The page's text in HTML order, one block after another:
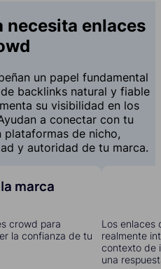
necesita enlaces
un papel fundamental
backlinks natural y fiable
su visibilidad en los
a conectar con tu
de nicho,
y autoridad de tu marca.
marca
crowd para
la confianza de tu
Los enlaces
realmente
contexto de
una